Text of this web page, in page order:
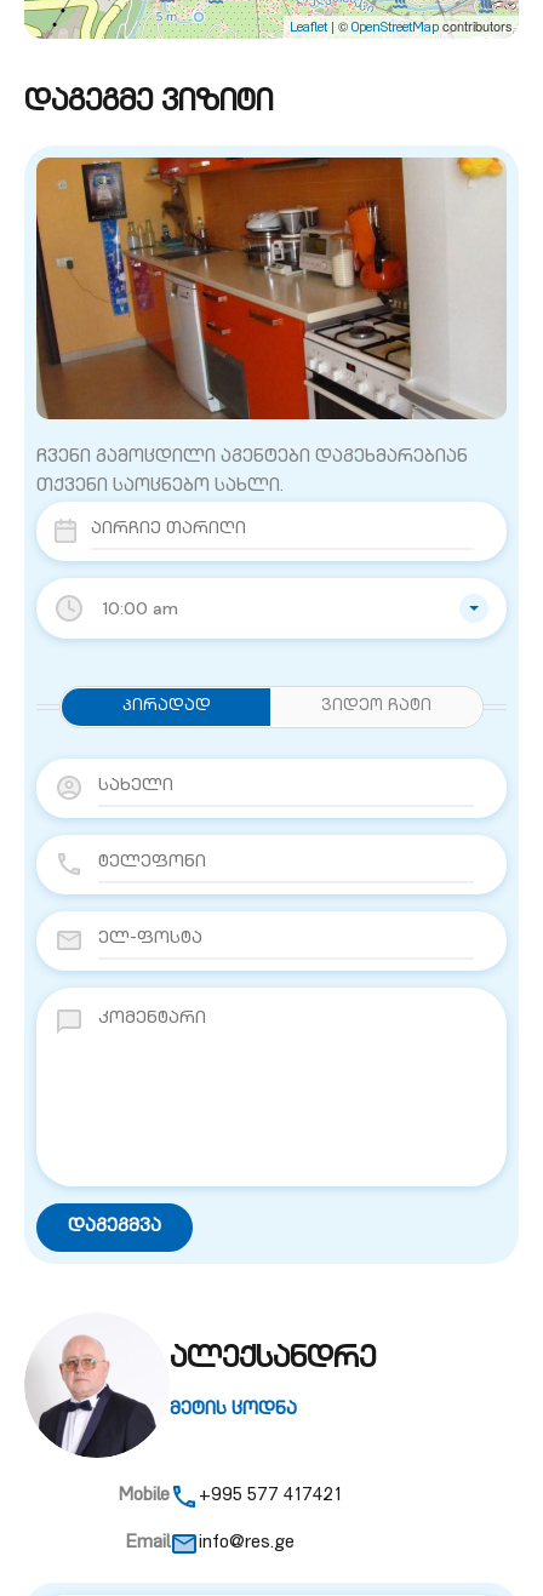
Leaflet| ©OpenStreetMapcontributors
დაგეგმე ვიზიტი
10:00 am
Პირადად ვიდეო ჩატი
ჩვენი გამოცდილი აგენტები დაგეხმარებიან
თქვენი საოცნებო სახლი.
ალექსანდრე
მეტის ცოდნა
Mobile +995 577 417421
Email info@res.ge